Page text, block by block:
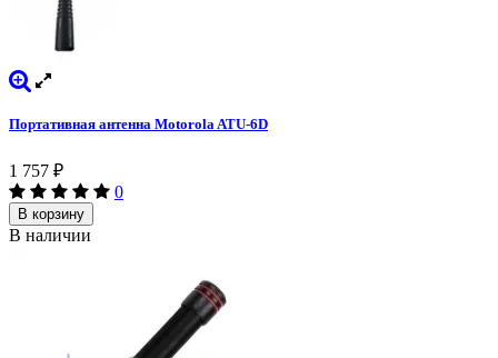
Портативная антенна Motorola ATU-6D
1 757 ₽
0
В корзину
В наличии